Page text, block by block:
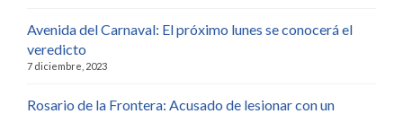
Avenida del Carnaval: El próximo lunes se conocerá el
veredicto
7 diciembre, 2023
Rosario de la Frontera: Acusado de lesionar con un